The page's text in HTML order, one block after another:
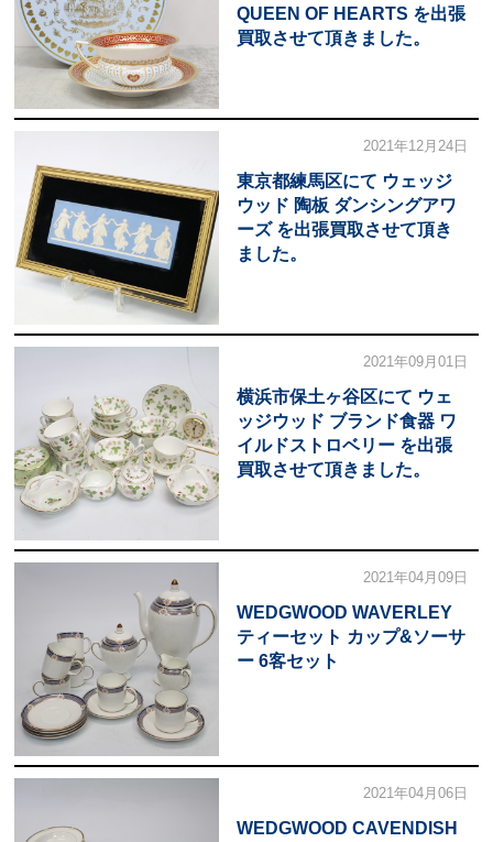
QUEEN OF HEARTS を出張
買取させて頂きました。
2021年12月24日
東京都練馬区にて ウェッジ
ウッド 陶板 ダンシングアワ
ーズ を出張買取させて頂き
ました。
2021年09月01日
横浜市保土ヶ谷区にて ウェ
ッジウッド ブランド食器 ワ
イルドストロベリー を出張
買取させて頂きました。
2021年04月09日
WEDGWOOD WAVERLEY
ティーセット カップ&ソーサ
ー 6客セット
2021年04月06日
WEDGWOOD CAVENDISH